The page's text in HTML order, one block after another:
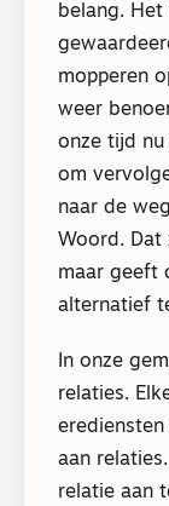
belang.
mopperen
weer
onze tijd nu
om
naar de
Woord. Dat
maar geeft
alternatief
In onze
relaties.
aan
relatie aan